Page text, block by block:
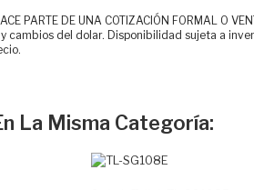
PARTE DE UNA COTIZACIÓN FORMAL O
cambios del dolar. Disponibilidad sujeta a
La Misma Categoría: